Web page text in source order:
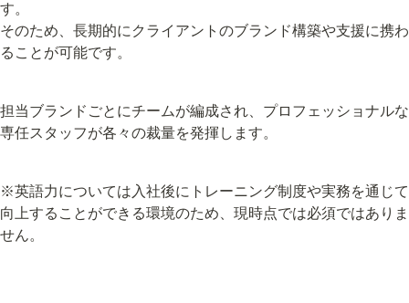
す。
そのため、長期的にクライアントのブランド構築や支援に携わ
ることが可能です。
担当ブランドごとにチームが編成され、プロフェッショナルな
専任スタッフが各々の裁量を発揮します。
※英語力については入社後にトレーニング制度や実務を通じて
向上することができる環境のため、現時点では必須ではありま
せん。